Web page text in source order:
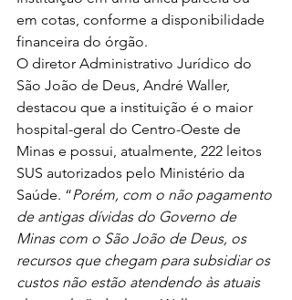
em cotas, conforme a disponibilidade
financeira do órgão.
O diretor Administrativo Jurídico do
São João de Deus, André Waller,
destacou que a instituição é o maior
hospital-geral do Centro-Oeste de
Minas e possui, atualmente, 222 leitos
SUS autorizados pelo Ministério da
Saúde. “Porém, com o não pagamento
de antigas dívidas do Governo de
Minas com o São João de Deus, os
recursos que chegam para subsidiar os
custos não estão atendendo às atuais